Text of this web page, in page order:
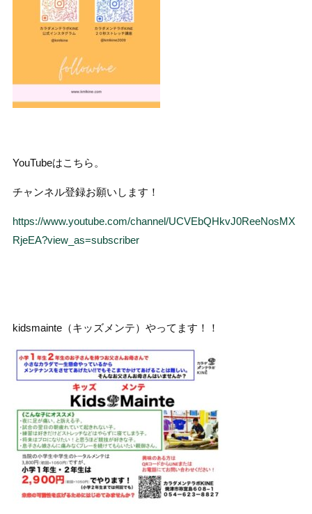
YouTubeはこちら。
チャンネル登録お願いします！
https://www.youtube.com/channel/UCVEbQHkvJ0ReeNosMX
RjeEA?view_as=subscriber
kidsmainte（キッズメンテ）やってます！！